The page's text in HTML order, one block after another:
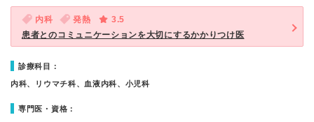
内科 発熱
3.5
患者とのコミュニケーションを大切にするかかりつけ医
診療科目：
内科、リウマチ科、血液内科、小児科
専門医・資格：